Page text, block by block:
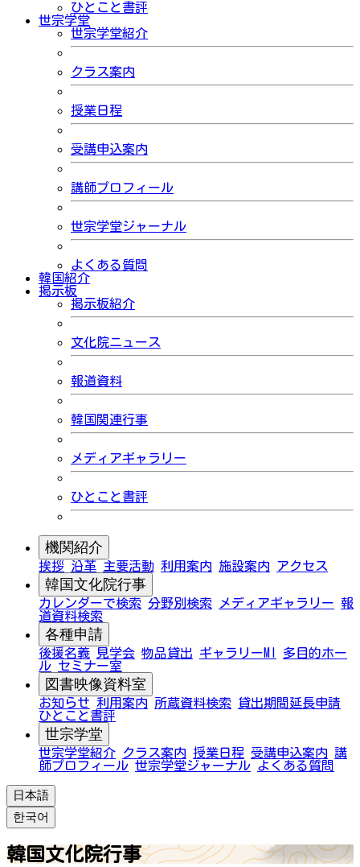
ひとこと書評
世宗学堂
世宗学堂紹介
クラス案内
授業日程
受講申込案内
講師プロフィール
世宗学堂ジャーナル
よくある質問
韓国紹介
掲示板
掲示板紹介
文化院ニュース
報道資料
韓国関連行事
メディアギャラリー
ひとこと書評
機関紹介
挨拶 沿革 主要活動 利用案内 施設案内 アクセス
韓国文化院行事
カレンダーで検索 分野別検索 メディアギャラリー 報
道資料検索
各種申請
後援名義 見学会 物品貸出 ギャラリーMI
多目的ホー
ル セミナー室
図書映像資料室
お知らせ 利用案内 所蔵資料検索
貸出期間延長申請
ひとこと書評
世宗学堂
世宗学堂紹介 クラス案内 授業日程 受講申込案内 講
師プロフィール 世宗学堂ジャーナル よくある質問
日本語
한국어
韓国文化院行事